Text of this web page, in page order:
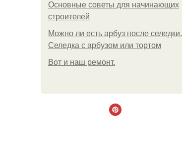
Основные советы для начинающих
строителей
Можно ли есть арбуз после селедки.
Селедка с арбузом или тортом
Boт и наш ремoнт.